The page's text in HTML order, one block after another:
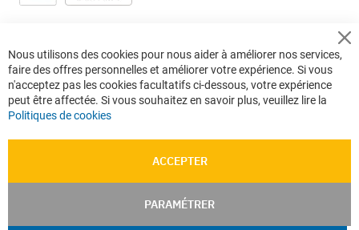
Nous utilisons des cookies pour nous aider à améliorer nos services,
faire des offres personnelles et améliorer votre expérience. Si vous
n'acceptez pas les cookies facultatifs ci-dessous, votre expérience
peut être affectée. Si vous souhaitez en savoir plus, veuillez lire la
Politiques de cookies
ACCEPTER
PARAMÉTRER